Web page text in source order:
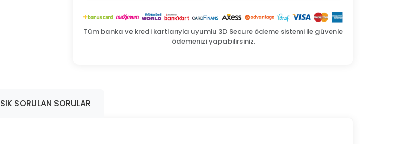
Tüm banka ve kredi kartlarıyla uyumlu 3D Secure ödeme sistemi ile güvenle
ödemenizi yapabilirsiniz.
SIK SORULAN SORULAR